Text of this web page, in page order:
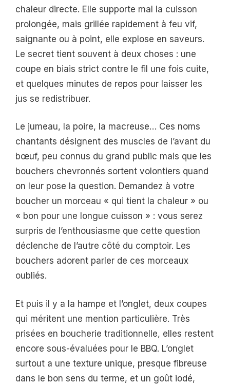
chaleur directe. Elle supporte mal la cuisson
prolongée, mais grillée rapidement à feu vif,
saignante ou à point, elle explose en saveurs.
Le secret tient souvent à deux choses : une
coupe en biais strict contre le fil une fois cuite,
et quelques minutes de repos pour laisser les
jus se redistribuer.
Le jumeau, la poire, la macreuse… Ces noms
chantants désignent des muscles de l’avant du
bœuf, peu connus du grand public mais que les
bouchers chevronnés sortent volontiers quand
on leur pose la question. Demandez à votre
boucher un morceau « qui tient la chaleur » ou
« bon pour une longue cuisson » : vous serez
surpris de l’enthousiasme que cette question
déclenche de l’autre côté du comptoir. Les
bouchers adorent parler de ces morceaux
oubliés.
Et puis il y a la hampe et l’onglet, deux coupes
qui méritent une mention particulière. Très
prisées en boucherie traditionnelle, elles restent
encore sous-évaluées pour le BBQ. L’onglet
surtout a une texture unique, presque fibreuse
dans le bon sens du terme, et un goût iodé,